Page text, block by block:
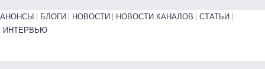
Primary links bottom
АНОНСЫ БЛОГИ НОВОСТИ НОВОСТИ КАНАЛОВ
СТАТЬИ
ИНТЕРВЬЮ